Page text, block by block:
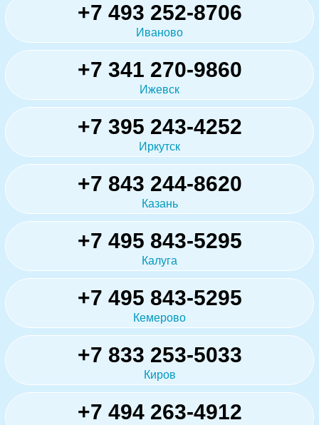
+7 493 252-8706
Иваново
+7 341 270-9860
Ижевск
+7 395 243-4252
Иркутск
+7 843 244-8620
Казань
+7 495 843-5295
Калуга
+7 495 843-5295
Кемерово
+7 833 253-5033
Киров
+7 494 263-4912